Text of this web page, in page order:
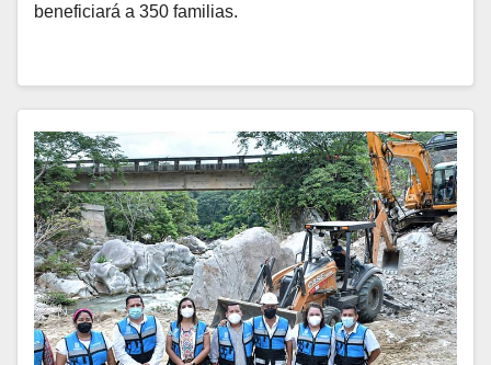
beneficiará a 350 familias.